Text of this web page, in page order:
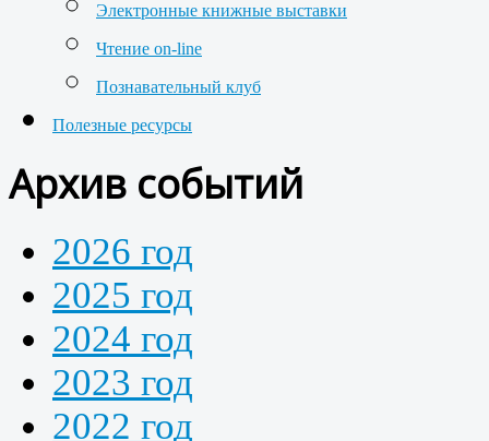
Электронные книжные выставки
Чтение on-line
Познавательный клуб
Полезные ресурсы
Архив событий
2026 год
2025 год
2024 год
2023 год
2022 год